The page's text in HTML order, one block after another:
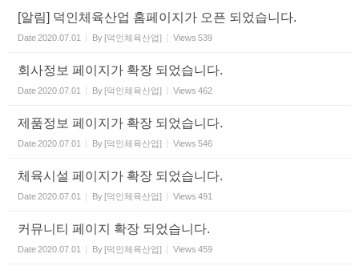
[알림] 덕인체육산업 홈페이지가 오픈 되었습니다.
Date2020.07.01 By [덕인체육산업] Views 539
회사정보 페이지가 확장 되었습니다.
Date2020.07.01 By [덕인체육산업] Views 462
제품정보 페이지가 확장 되었습니다.
Date2020.07.01 By [덕인체육산업] Views 546
체육시설 페이지가 확장 되었습니다.
Date2020.07.01 By [덕인체육산업] Views 491
커뮤니티 페이지 확장 되었습니다.
Date2020.07.01 By [덕인체육산업] Views 459